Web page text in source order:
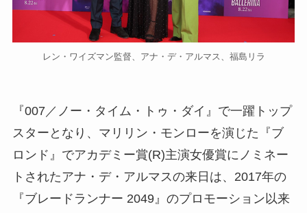
レン・ワイズマン監督、アナ・デ・アルマス、福島リラ
『007／ノー・タイム・トゥ・ダイ』で一躍トップ
スターとなり、マリリン・モンローを演じた『ブ
ロンド』でアカデミー賞(R)主演女優賞にノミネー
トされたアナ・デ・アルマスの来日は、2017年の
『ブレードランナー 2049』のプロモーション以来